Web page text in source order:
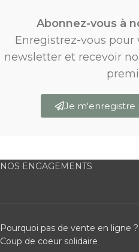
Abonnez-vous à
Enregistrez-vous pour
newsletter et recevoir
Je
NOS ENGAGEMENTS
Pourquoi pas de vente en ligne ?
Coup de coeur solidaire